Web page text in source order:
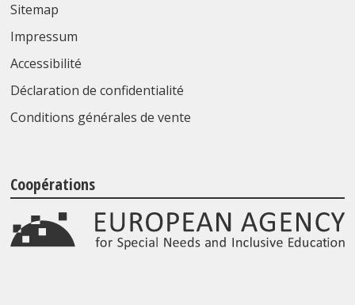
Sitemap
Impressum
Accessibilité
Déclaration de confidentialité
Conditions générales de vente
Coopérations